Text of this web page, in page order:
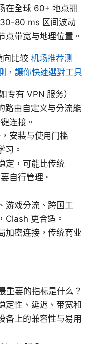
在全球 60+ 地点拥
80 ms 区间波动
点带宽与地理位置。
向比较 机场推荐测
，讓你快速選對工具
专有 VPN 服务）
路由自定义与分流能
连接。
安装与使用门槛
习。
定，可能比传统
自行管理。
游戏分流、跨国工
Clash 更合适。
加密连接，传统商业
重要的指标是什么？
定性、延迟、带宽和
备上的兼容性与易用